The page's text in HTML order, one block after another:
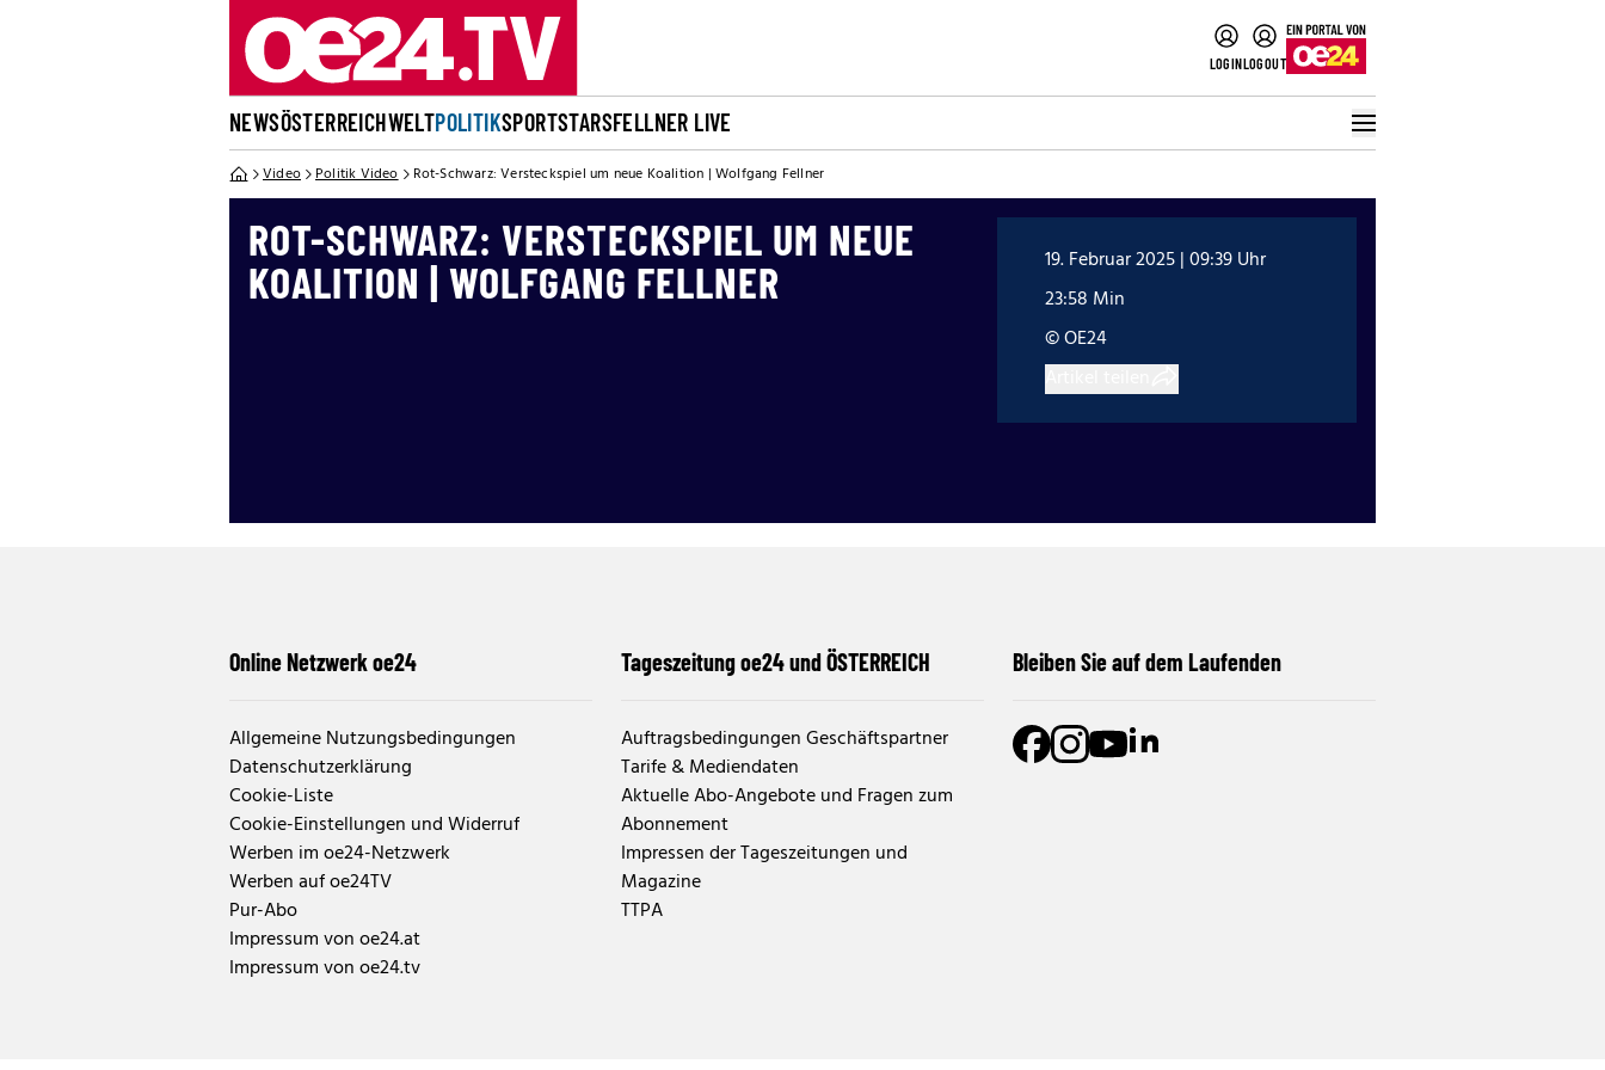
LOGINLOGOUT
NEWSÖSTERREICHWELTPOLITIKSPORTSTARSFELLNER LIVE
Video Politik Video Rot-Schwarz: Versteckspiel um neue Koalition | Wolfgang Fellner
ROT-SCHWARZ: VERSTECKSPIEL UM NEUE
KOALITION | WOLFGANG FELLNER
19. Februar 2025 | 09:39 Uhr
23:58 Min
© OE24
Online Netzwerk oe24
Allgemeine Nutzungsbedingungen
Datenschutzerklärung
Cookie-Liste
Cookie-Einstellungen und Widerruf
Werben im oe24-Netzwerk
Werben auf oe24TV
Pur-Abo
Impressum von oe24.at
Impressum von oe24.tv
Tageszeitung oe24 und ÖSTERREICH
Auftragsbedingungen Geschäftspartner
Tarife & Mediendaten
Aktuelle Abo-Angebote und Fragen zum
Abonnement
Impressen der Tageszeitungen und
Magazine
TTPA
Bleiben Sie auf dem Laufenden